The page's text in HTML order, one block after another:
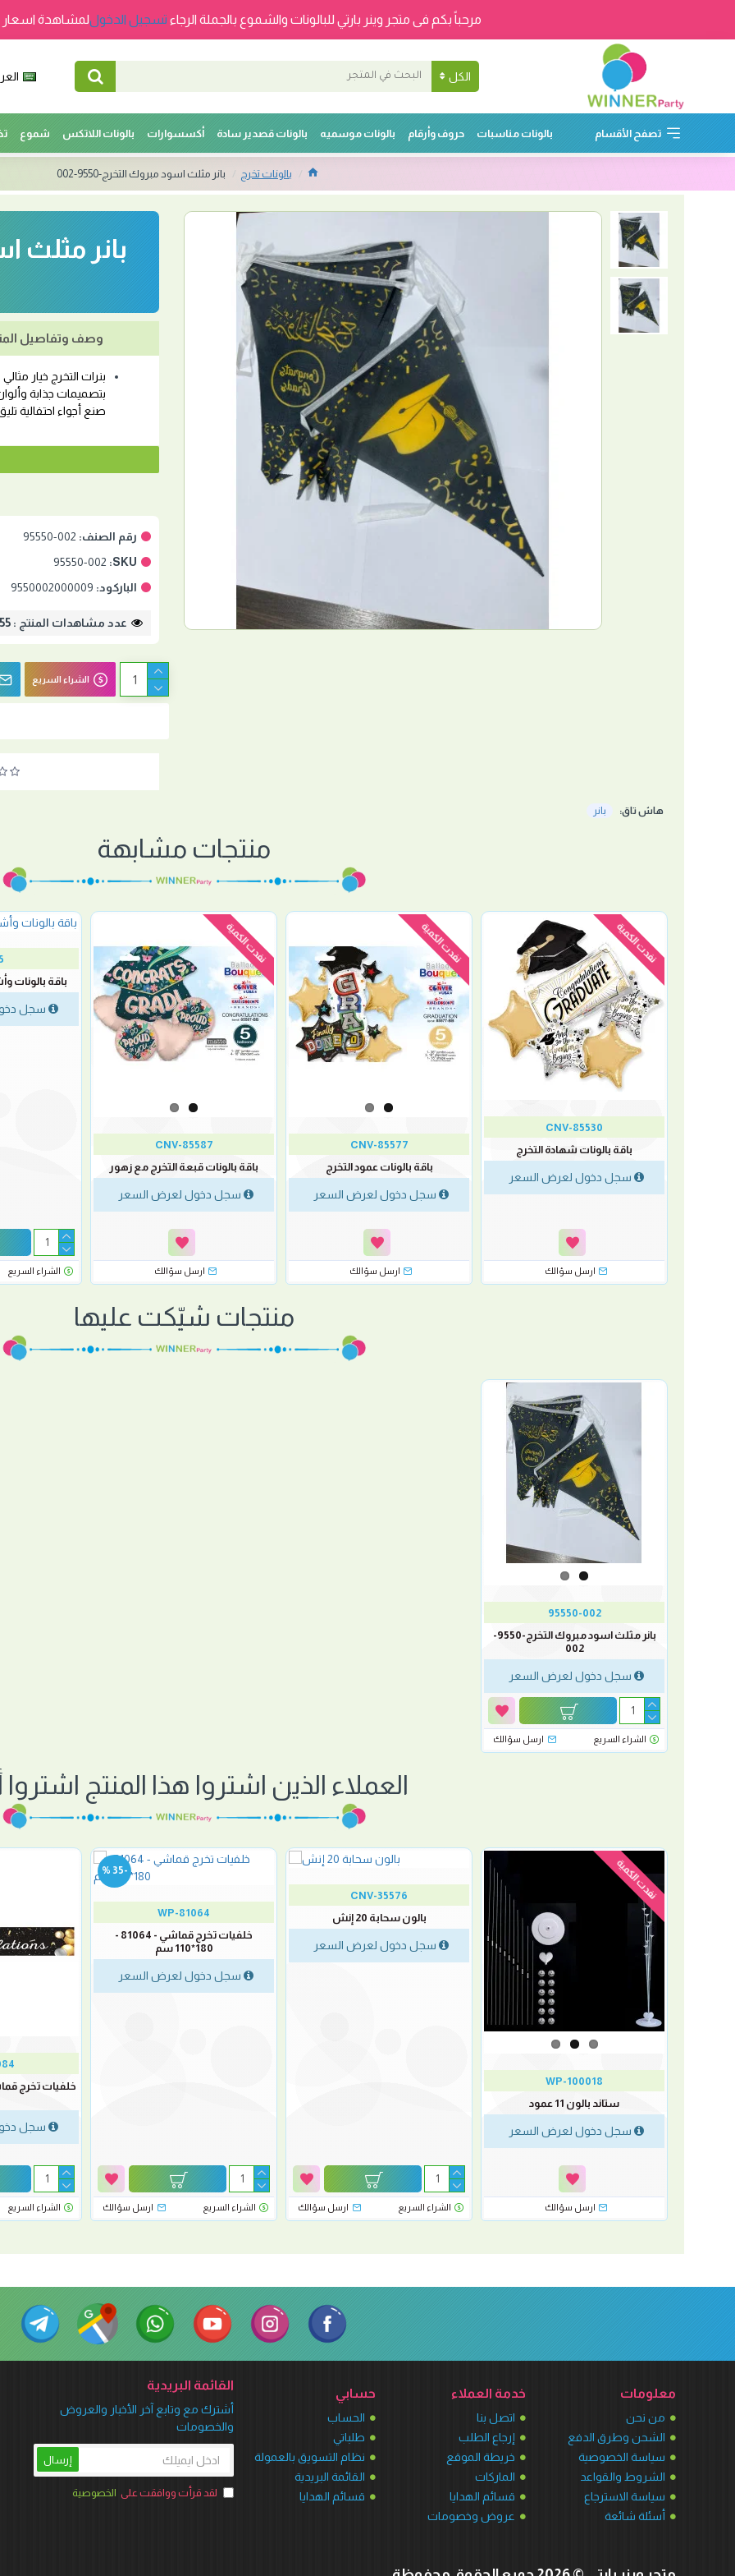
مرحباً بكم فى متجر وينر بارتي للبالونات والشموع بالجملة الرجاء تسجيل الدخوللمشاهدة اسعار
الكل
تصفح الأقسام بالونات مناسبات حروف وأرقام بالونات موسميه بالونات قصدير سادة أكسسوارات بالونات اللاتكس شموع
بالونات تخرج بانر مثلث اسود مبروك التخرج-9550-002
وصف وتفاصيل
بنرات التخرج خيار
بتصميمات جذابة
صنع أجواء احتفالية
رقم الصنف: 95550-002
SKU:
95550-002
الباركود: 9550002000009
عدد مشاهدات المنتج : 355
الشراء السريع
هاش تاق: بانر
منتجات مشابهة
نفدت الكمية
CNV-85530
باقة بالونات شهادة التخرج
سجل دخول لعرض السعر
ارسل سؤالك
نفدت الكمية
CNV-85577
باقة بالونات عمود التخرج
سجل دخول لعرض السعر
ارسل سؤالك
نفدت الكمية
CNV-85587
باقة بالونات قبعة التخرج مع زهور
سجل دخول لعرض السعر
ارسل سؤالك
باقة بالونات
سجل
الشراء السريع
منتجات شيّكت عليها
95550-002
بانر مثلث اسود مبروك التخرج-9550-
002
سجل دخول لعرض السعر
الشراء السريع ارسل سؤالك
العملاء الذين اشتروا هذا المنتج اشتروا
نفدت الكمية
WP-100018
ستاند بالون 11 عمود
سجل دخول لعرض السعر
ارسل سؤالك
CNV-35576
بالون سحابة 20 إنش
سجل دخول لعرض السعر
الشراء السريع ارسل سؤالك
-35 %
WP-81064
خلفيات تخرج قماشي - 81064 -
180*110 سم
سجل دخول لعرض السعر
الشراء السريع ارسل سؤالك
سجل
الشراء السريع
معلومات
من نحن
الشحن وطرق الدفع
سياسة الخصوصية
الشروط والقواعد
سياسة الاسترجاع
أسئلة شائعة
خدمة العملاء
اتصل بنا
إرجاع الطلب
خريطة الموقع
الماركات
قسائم الهدايا
عروض وخصومات
حسابي
الحساب
طلباتي
نظام التسويق بالعمولة
القائمة البريدية
قسائم الهدايا
القائمة البريدية
أشترك مع وتابع آخر الأخبار والعروض
والخصومات
إرسال
لقد قرأت ووافقت على الخصوصية